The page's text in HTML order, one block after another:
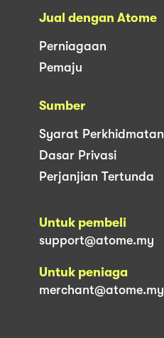
Jual dengan Atome
Perniagaan
Pemaju
Sumber
Syarat Perkhidmatan
Dasar Privasi
Perjanjian Tertunda
Untuk pembeli
support@atome.my
Untuk peniaga
merchant@atome.my